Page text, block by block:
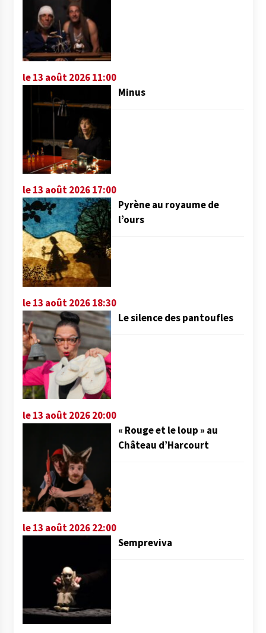
le 13 août 2026 11:00
Minus
le 13 août 2026 17:00
Pyrène au royaume de
l’ours
le 13 août 2026 18:30
Le silence des pantoufles
le 13 août 2026 20:00
« Rouge et le loup » au
Château d’Harcourt
le 13 août 2026 22:00
Sempreviva